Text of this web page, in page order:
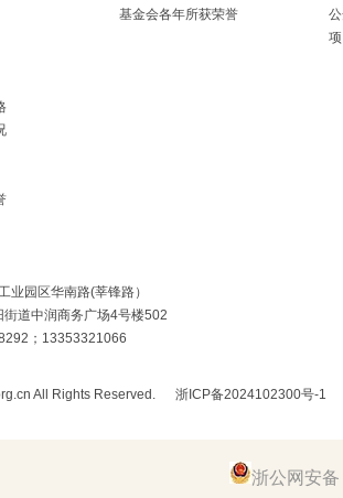
基金会各年所获荣誉
业园区华南路(莘锋路）
中润商务广场4号楼502
；13353321066
All Rights Reserved. 浙ICP备2024102300号-1
浙公网安备